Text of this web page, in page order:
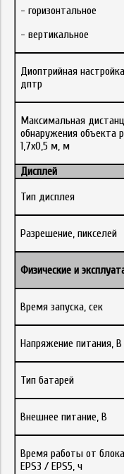
- горизонтальное
- вертикальное
Диоптрийная
дптр
Максимальная
обнаружения объекта
1,7х0,5 м, м
Дисплей
Тип дисплея
Разрешение, пикселей
Физические и
Время запуска, сек
Напряжение питания, B
Тип батарей
Внешнее питание, B
Время работы от
EPS3 / EPS5, ч